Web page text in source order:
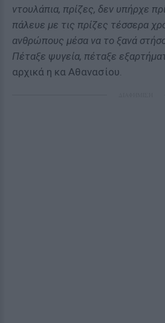
ντουλάπια, πρίζες, δεν υπήρχε
πάλευε με τις πρίζες τέσσερα
ανθρώπους μέσα να το ξανά
Πέταξε ψυγεία, πέταξε
αρχικά η κα Αθανασίου.